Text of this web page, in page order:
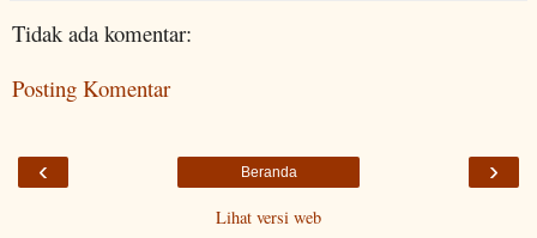
Tidak ada komentar:
Posting Komentar
‹ ›
Beranda
Lihat versi web